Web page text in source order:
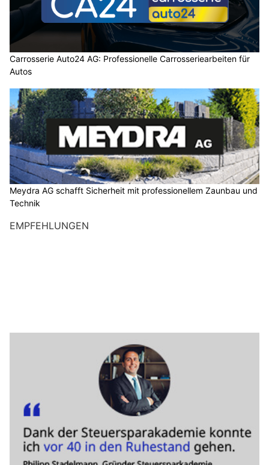
Carrosserie Auto24 AG: Professionelle Carrosseriearbeiten für
Autos
Meydra AG schafft Sicherheit mit professionellem Zaunbau und
Technik
EMPFEHLUNGEN